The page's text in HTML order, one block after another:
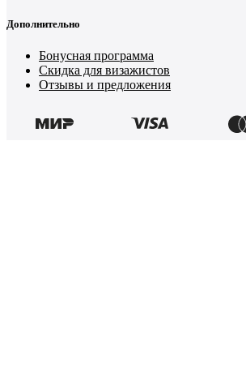
Дополнительно
Бонусная программа
Скидка для визажистов
Отзывы и предложения